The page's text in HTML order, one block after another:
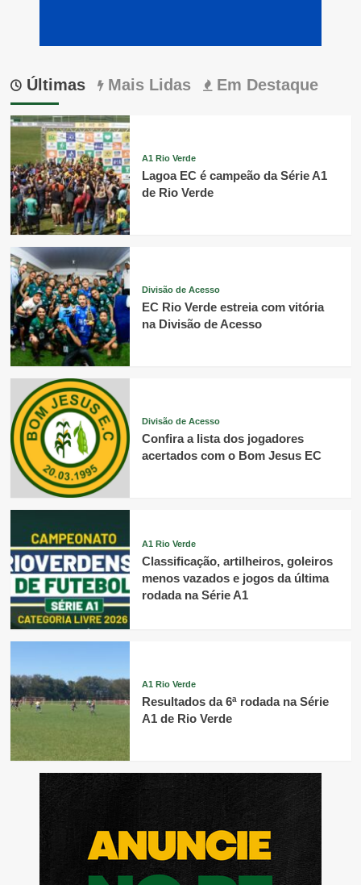
Últimas Mais Lidas Em Destaque
A1 Rio Verde
Lagoa EC é campeão da Série A1
de Rio Verde
Divisão de Acesso
EC Rio Verde estreia com vitória
na Divisão de Acesso
Divisão de Acesso
Confira a lista dos jogadores
acertados com o Bom Jesus EC
A1 Rio Verde
Classificação, artilheiros, goleiros
menos vazados e jogos da última
rodada na Série A1
A1 Rio Verde
Resultados da 6ª rodada na Série
A1 de Rio Verde